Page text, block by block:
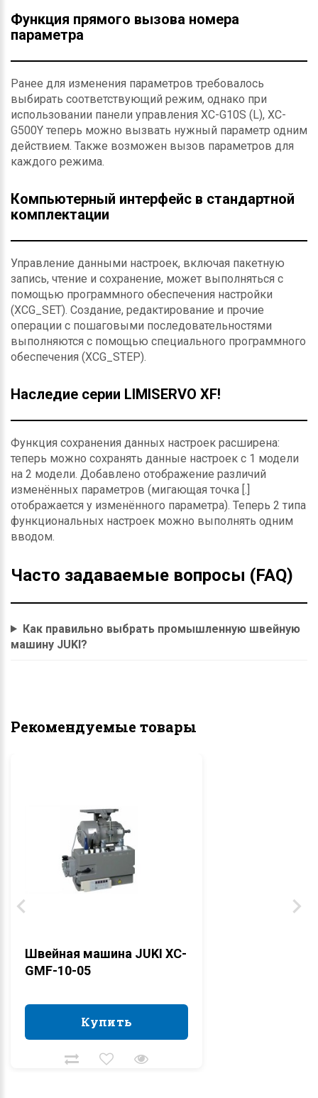
Функция прямого вызова номера
параметра
Ранее для изменения параметров требовалось
выбирать соответствующий режим, однако при
использовании панели управления XC-G10S (L), XC-
G500Y теперь можно вызвать нужный параметр одним
действием. Также возможен вызов параметров для
каждого режима.
Компьютерный интерфейс в стандартной
комплектации
Управление данными настроек, включая пакетную
запись, чтение и сохранение, может выполняться с
помощью программного обеспечения настройки
(XCG_SET). Создание, редактирование и прочие
операции с пошаговыми последовательностями
выполняются с помощью специального программного
обеспечения (XCG_STEP).
Наследие серии LIMISERVO XF!
Функция сохранения данных настроек расширена:
теперь можно сохранять данные настроек с 1 модели
на 2 модели. Добавлено отображение различий
изменённых параметров (мигающая точка [.]
отображается у изменённого параметра). Теперь 2 типа
функциональных настроек можно выполнять одним
вводом.
Часто задаваемые вопросы (FAQ)
Как правильно выбрать промышленную швейную
машину JUKI?
Рекомендуемые товары
Швейная машина JUKI XC-
GMF-10-05
Купить
Купить